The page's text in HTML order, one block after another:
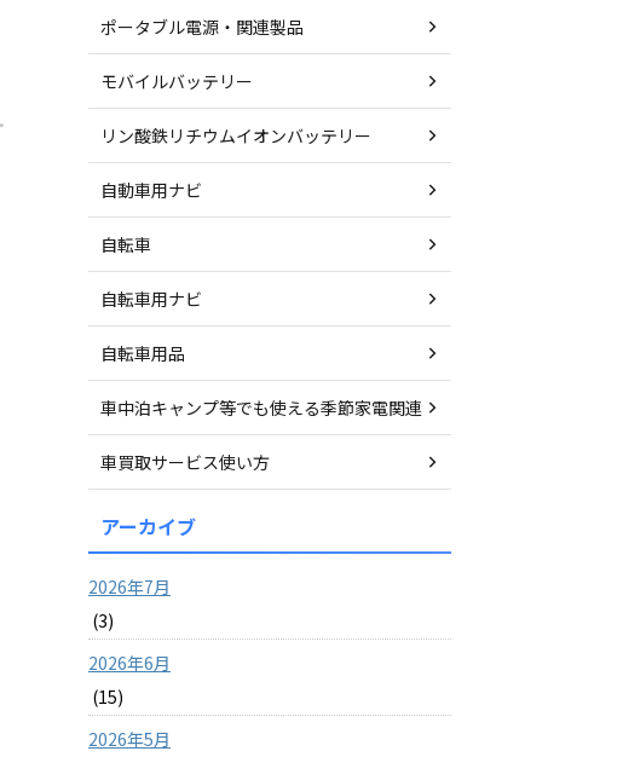
ポータブル電源・関連製品
モバイルバッテリー
リン酸鉄リチウムイオンバッテリー
自動車用ナビ
自転車
自転車用ナビ
自転車用品
車中泊キャンプ等でも使える季節家電関連
車買取サービス使い方
アーカイブ
2026年7月
(3)
2026年6月
(15)
2026年5月